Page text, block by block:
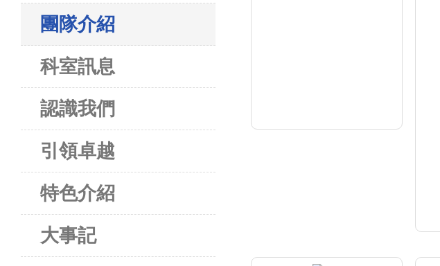
團隊介紹
科室訊息
認識我們
引領卓越
特色介紹
大事記